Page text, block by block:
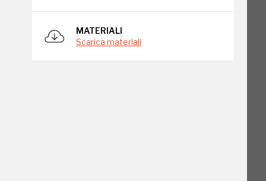
MATERIALI
Scarica materiali